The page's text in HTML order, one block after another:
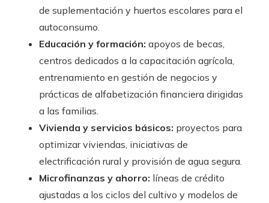
de suplementación y huertos escolares para el
autoconsumo.
Educación y formación: apoyos de becas,
centros dedicados a la capacitación agrícola,
entrenamiento en gestión de negocios y
prácticas de alfabetización financiera dirigidas
a las familias.
Vivienda y servicios básicos: proyectos para
optimizar viviendas, iniciativas de
electrificación rural y provisión de agua segura.
Microfinanzas y ahorro: líneas de crédito
ajustadas a los ciclos del cultivo y modelos de